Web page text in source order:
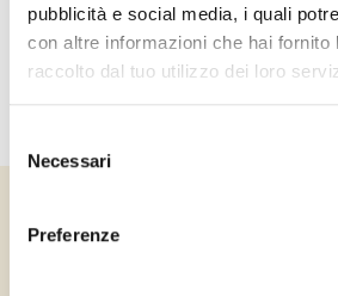
pubblicità e social media, i quali
con altre informazioni che hai fornito
raccolto dal tuo utilizzo dei loro
delNecessari
Preferenze
← older